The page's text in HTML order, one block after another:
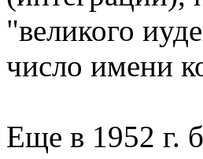
"великого
число имени
Еще в 1952 г.